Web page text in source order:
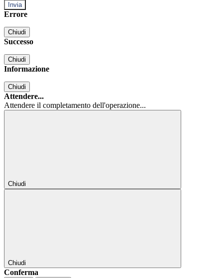
Errore
Chiudi
Successo
Chiudi
Informazione
Chiudi
Attendere...
Attendere il completamento dell'operazione...
Chiudi
Chiudi
Conferma